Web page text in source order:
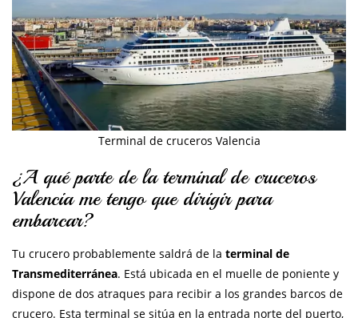
Terminal de cruceros Valencia
¿A qué parte de la terminal de cruceros
Valencia me tengo que dirigir para
embarcar?
Tu crucero probablemente saldrá de la terminal de
Transmediterránea. Está ubicada en el muelle de poniente y
dispone de dos atraques para recibir a los grandes barcos de
crucero. Esta terminal se sitúa en la entrada norte del puerto,